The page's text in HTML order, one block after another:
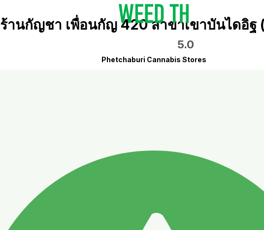
ร้านกัญชา เพื่อนกัญ 420 สาขาเขาบันไดอิฐ
5.0
Phetchaburi Cannabis Stores